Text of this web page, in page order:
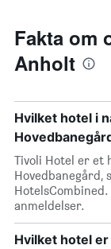
Fakta om
Anholt
Hvilket hotel i
Tivoli Hotel er et
anmeldelser.
Hvilket hotel